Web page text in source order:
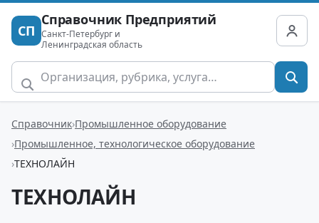
СП
Справочник Предприятий
Санкт-Петербург и
Ленинградская область
Справочник Промышленное оборудование
Промышленное, технологическое оборудование
ТЕХНОЛАЙН
ТЕХНОЛАЙН